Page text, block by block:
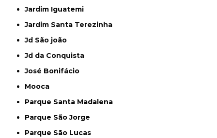
Jardim Iguatemi
Jardim Santa Terezinha
Jd São joão
Jd da Conquista
José Bonifácio
Mooca
Parque Santa Madalena
Parque São Jorge
Parque São Lucas